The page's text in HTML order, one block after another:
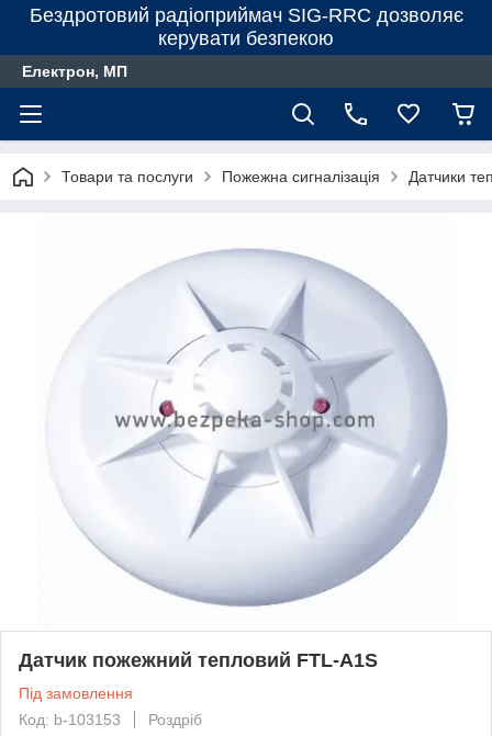
Бездротовий радіоприймач SIG-RRC дозволяє
керувати безпекою
Електрон, МП
Товари та послуги Пожежна сигналізація Датчики
Датчик пожежний тепловий FTL-A1S
Під замовлення
Код: b-103153
Роздріб